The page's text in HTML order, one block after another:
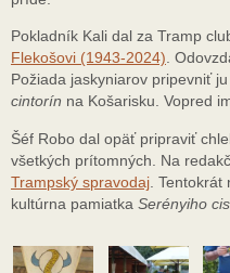
Pokladník Kali dal za Tramp
Flekošovi (1943-2024).
Požiada jaskyniarov pripevniť
cintorín na Košarisku. Vopred
Šéf Robo dal opäť pripraviť
všetkých prítomných. Na
Trampský spravodaj .
kultúrna pamiatka Serényiho